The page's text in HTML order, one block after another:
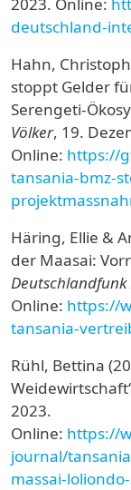
deutschland-
Hahn,
stoppt Gelder
Serengeti-
Völker, 19.
Online: https://
tansania-bmz-
Häring, Ellie &
der Maasai:
Online: https://
tansania-
Rühl, Bettina
2023.
Online: https://
journal/
massai-